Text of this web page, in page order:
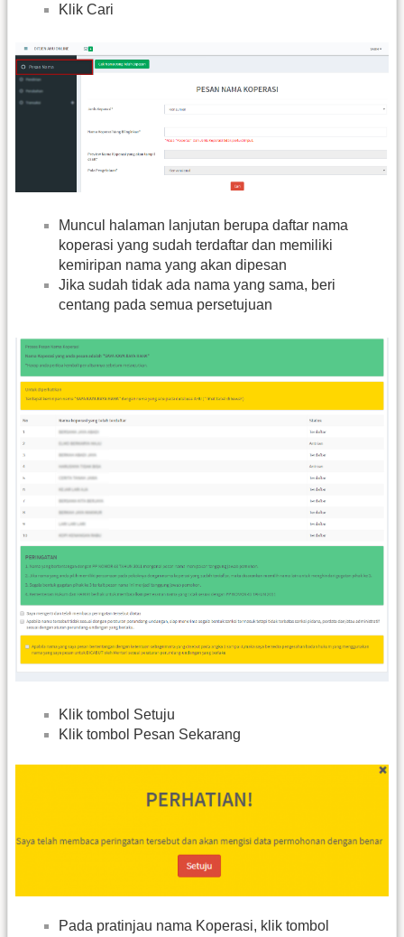
Klik Cari
Muncul halaman lanjutan berupa daftar nama
koperasi yang sudah terdaftar dan memiliki
kemiripan nama yang akan dipesan
Jika sudah tidak ada nama yang sama, beri
centang pada semua persetujuan
Klik tombol Setuju
Klik tombol Pesan Sekarang
Pada pratinjau nama Koperasi, klik tombol